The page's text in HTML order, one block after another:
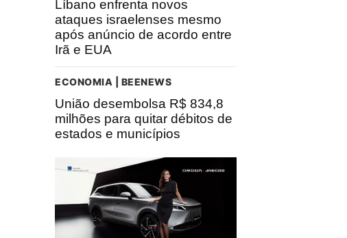
Líbano enfrenta novos
ataques israelenses mesmo
após anúncio de acordo entre
Irã e EUA
ECONOMIA | BEENEWS
União desembolsa R$ 834,8
milhões para quitar débitos de
estados e municípios